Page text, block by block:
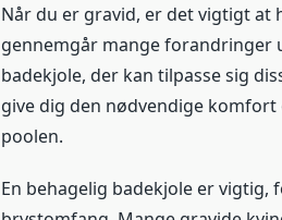
Når du er gravid, er det vigtigt at
gennemgår mange forandringer
badekjole, der kan tilpasse sig
give dig den nødvendige
poolen.
En behagelig badekjole er vigtig,